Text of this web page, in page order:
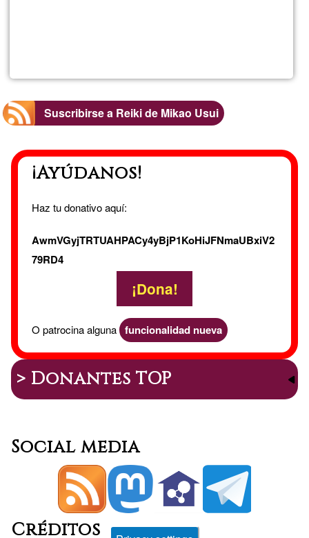
Natura
Suscribirse a Reiki de Mikao Usui
¡Ayúdanos!
Haz tu donativo aquí:
AwmVGyjTRTUAHPACy4yBjP1KoHiJFNmaUBxiV2
79RD4
¡Dona!
O patrocina alguna funcionalidad nueva
> Donantes TOP
Social media
Créditos